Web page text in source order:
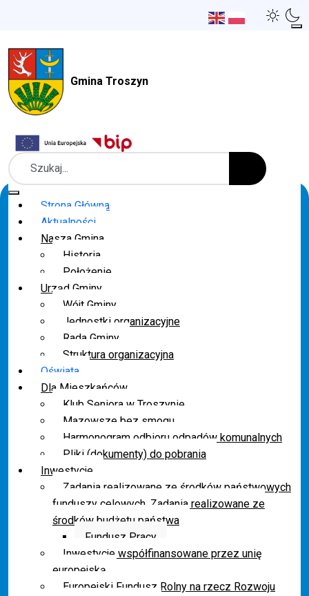
Gmina Troszyn
Szukaj
Strona Główna
Aktualności
Nasza Gmina
Historia
Położenie
Urząd Gminy
Wójt Gminy
Jednostki organizacyjne
Rada Gminy
Struktura organizacyjna
Oświata
Dla Mieszkańców
Klub Seniora w Troszynie
Mazowsze bez smogu
Harmonogram odbioru odpadów komunalnych
Pliki (dokumenty) do pobrania
Inwestycje
Zadania realizowane ze środków państwowych
funduszy celowych. Zadania realizowane ze
środków budżetu państwa
Fundusz Pracy
Inwestycje współfinansowane przez unię
europejską
Europejski Fundusz Rolny na rzecz Rozwoju